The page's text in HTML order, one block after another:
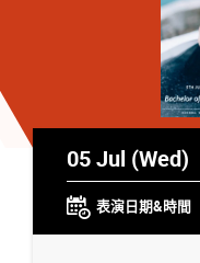
05 Jul (Wed)
表演日期&時間